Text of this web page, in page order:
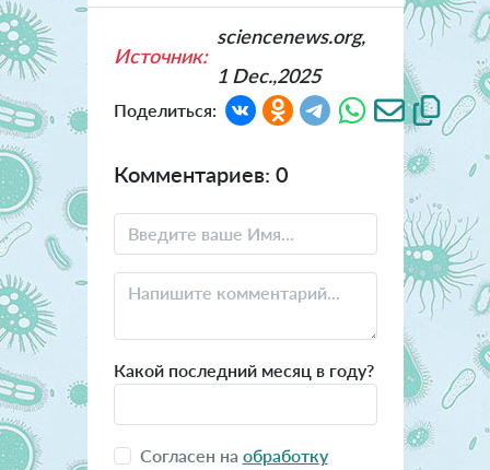
Источник:
sciencenews.org,
1 Dec.,2025
Поделиться:
Комментариев: 0
Какой последний месяц в году?
Согласен на обработку